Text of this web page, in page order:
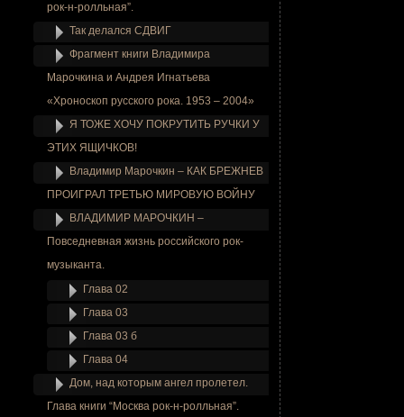
рок-н-ролльная”.
Так делался СДВИГ
Фрагмент книги Владимира
Марочкина и Андрея Игнатьева
«Хроноскоп русского рока. 1953 – 2004»
Я ТОЖЕ ХОЧУ ПОКРУТИТЬ РУЧКИ У
ЭТИХ ЯЩИЧКОВ!
Владимир Марочкин – КАК БРЕЖНЕВ
ПРОИГРАЛ ТРЕТЬЮ МИРОВУЮ ВОЙНУ
ВЛАДИМИР МАРОЧКИН –
Повседневная жизнь российского рок-
музыканта.
Глава 02
Глава 03
Глава 03 б
Глава 04
Дом, над которым ангел пролетел.
Глава книги “Москва рок-н-ролльная”.